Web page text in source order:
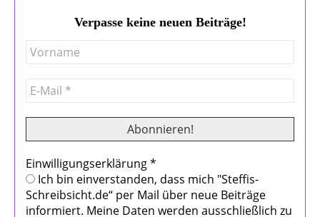
Verpasse keine neuen Beiträge!
Einwilligungserklärung*
Ich bin einverstanden, dass mich "Steffis-
Schreibsicht.de“ per Mail über neue Beiträge
informiert. Meine Daten werden ausschließlich zu